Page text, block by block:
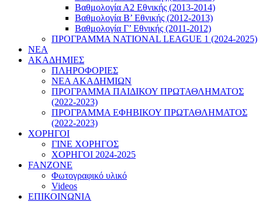
Βαθμολογία Α2 Εθνικής (2013-2014)
Βαθμολογία Β’ Εθνικής (2012-2013)
Βαθμολογία Γ’ Εθνικής (2011-2012)
ΠΡΟΓΡΑΜΜΑ NATIONAL LEAGUE 1 (2024-2025)
ΝΕΑ
ΑΚΑΔΗΜΙΕΣ
ΠΛΗΡΟΦΟΡΙΕΣ
ΝΕΑ ΑΚΑΔΗΜΙΩΝ
ΠΡΟΓΡΑΜΜΑ ΠΑΙΔΙΚΟΥ ΠΡΩΤΑΘΛΗΜΑΤΟΣ
(2022-2023)
ΠΡΟΓΡΑΜΜΑ ΕΦΗΒΙΚΟΥ ΠΡΩΤΑΘΛΗΜΑΤΟΣ
(2022-2023)
ΧΟΡΗΓΟΙ
ΓΙΝΕ ΧΟΡΗΓΟΣ
ΧΟΡΗΓΟΙ 2024-2025
FANZONE
Φωτογραφικό υλικό
Videos
ΕΠΙΚΟΙΝΩΝΙΑ